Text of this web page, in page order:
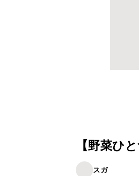
【野菜ひ
スガ